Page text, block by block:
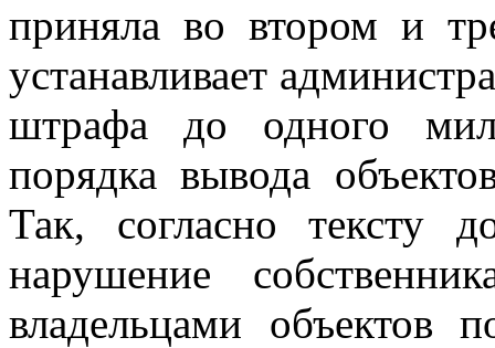
приняла во втором и
устанавливает
штрафа до одного
порядка вывода
Так, согласно тексту
нарушение
владельцами объектов